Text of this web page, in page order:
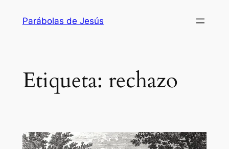
Parábolas de Jesús
Etiqueta: rechazo